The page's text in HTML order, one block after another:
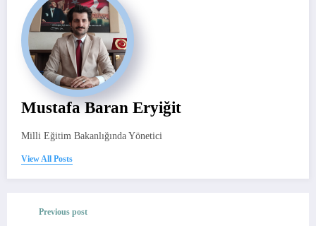
Mustafa Baran Eryiğit
Milli Eğitim Bakanlığında Yönetici
View All Posts
Previous post